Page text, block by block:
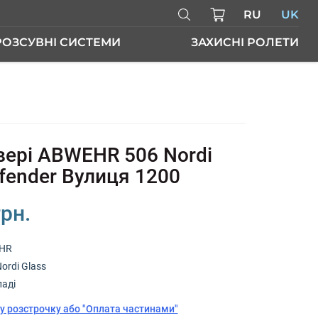
RU UK
СИСТЕМИ ЗАХИСНІ РОЛЕТИ
ABWEHR 506 Nordi
Вулиця 1200
Glass
розстрочку або "Оплата частинами"